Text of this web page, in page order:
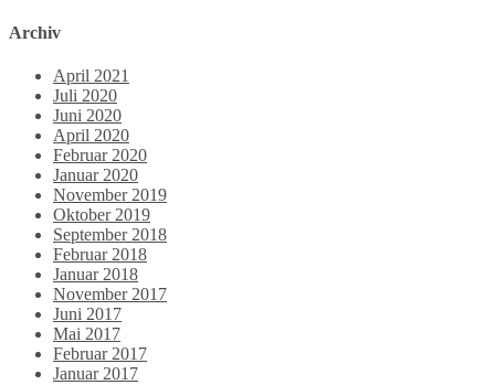
Archiv
April 2021
Juli 2020
Juni 2020
April 2020
Februar 2020
Januar 2020
November 2019
Oktober 2019
September 2018
Februar 2018
Januar 2018
November 2017
Juni 2017
Mai 2017
Februar 2017
Januar 2017